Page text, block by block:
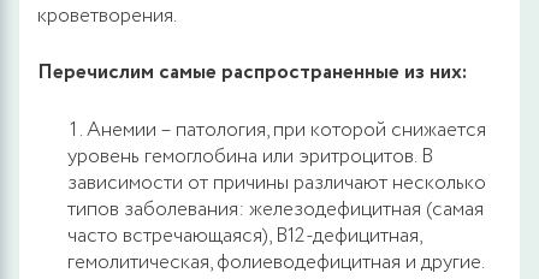
кроветворения.
Перечислим самые распространенные из них:
Анемии – патология, при которой снижается
уровень гемоглобина или эритроцитов. В
зависимости от причины различают несколько
типов заболевания: железодефицитная (самая
часто встречающаяся), В12-дефицитная,
гемолитическая, фолиеводефицитная и другие.